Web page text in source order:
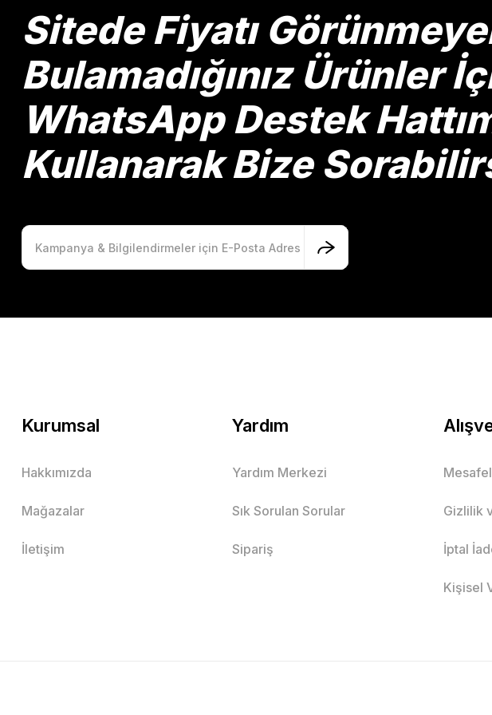
Ürün fiyatı diğer sitelerden daha pahalı.
Bu ürüne benzer farklı alternatifler olmalı.
Sitede Fiyatı
Bulamadığınız Ürünler
WhatsApp Destek
Kullanarak Bize
Kurumsal
Hakkımızda
Mağazalar
İletişim
Yardım
Yardım Merkezi
Sık Sorulan Sorular
Sipariş
Gizlilik
İptal
Kişisel